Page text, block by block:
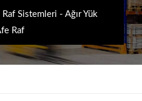
Sistemleri - Ağır Yük
Raf